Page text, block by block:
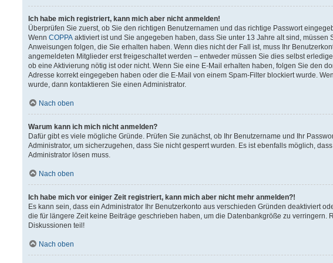
Ich habe mich registriert, kann mich aber nicht anmelden!
Überprüfen Sie zuerst, ob Sie den richtigen Benutzernamen und das richtige Passwort
Wenn COPPA aktiviert ist und Sie angegeben haben, dass Sie unter 13 Jahre alt sind,
Anweisungen folgen, die Sie erhalten haben. Wenn dies nicht der Fall ist, muss Ihr
angemeldeten Mitglieder erst freigeschaltet werden – entweder müssen Sie dies selbst
ob eine Aktivierung nötig ist oder nicht. Wenn Sie eine E-Mail erhalten haben, folgen Sie den
Adresse korrekt eingegeben haben oder die E-Mail von einem Spam-Filter blockiert wurde.
wurde, dann kontaktieren Sie einen Administrator.
Nach oben
Warum kann ich mich nicht anmelden?
Dafür gibt es viele mögliche Gründe. Prüfen Sie zunächst, ob Ihr Benutzername und Ihr
Administrator, um sicherzugehen, dass Sie nicht gesperrt wurden. Es ist ebenfalls möglich,
Administrator lösen muss.
Nach oben
Ich habe mich vor einiger Zeit registriert, kann mich aber nicht mehr anmelden?!
Es kann sein, dass ein Administrator Ihr Benutzerkonto aus verschieden Gründen deaktiviert
die für längere Zeit keine Beiträge geschrieben haben, um die Datenbankgröße zu verringern.
Diskussionen teil!
Nach oben